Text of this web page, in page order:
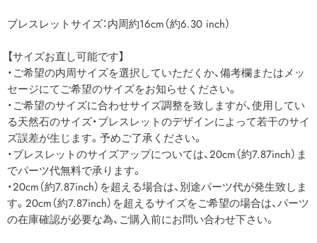
ブレスレットサイズ：内周約16cm（約6.30 inch）
【サイズお直し可能です】
・ご希望の内周サイズを選択していただくか、備考欄またはメッ
セージにてご希望のサイズをお知らせください。
・ご希望のサイズに合わせサイズ調整を致しますが、使用してい
る天然石のサイズ・ブレスレットのデザインによって若干のサイ
ズ誤差が生じます。予めご了承ください。
・ブレスレットのサイズアップについては、20cm（約7.87inch）ま
でパーツ代無料で承ります。
・20cm（約7.87inch）を超える場合は、別途パーツ代が発生致しま
す。20cm（約7.87inch）を超えるサイズをご希望の場合は、パーツ
の在庫確認が必要な為、ご購入前にお問い合わせ下さい。